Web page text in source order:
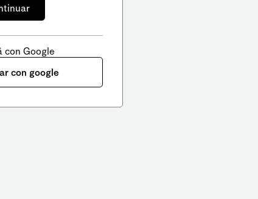
con Google
con google